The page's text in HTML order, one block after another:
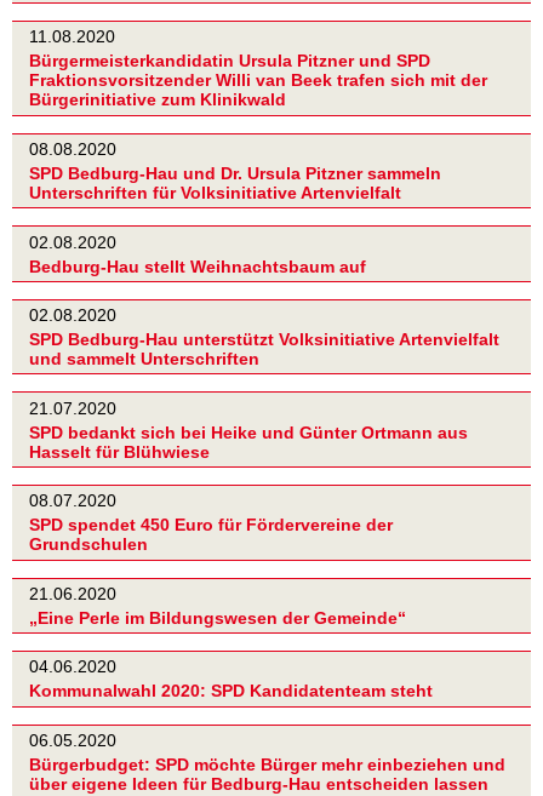
11.08.2020
Bürgermeisterkandidatin Ursula Pitzner und SPD
Fraktionsvorsitzender Willi van Beek trafen sich mit der
Bürgerinitiative zum Klinikwald
08.08.2020
SPD Bedburg-Hau und Dr. Ursula Pitzner sammeln
Unterschriften für Volksinitiative Artenvielfalt
02.08.2020
Bedburg-Hau stellt Weihnachtsbaum auf
02.08.2020
SPD Bedburg-Hau unterstützt Volksinitiative Artenvielfalt
und sammelt Unterschriften
21.07.2020
SPD bedankt sich bei Heike und Günter Ortmann aus
Hasselt für Blühwiese
08.07.2020
SPD spendet 450 Euro für Fördervereine der
Grundschulen
21.06.2020
„Eine Perle im Bildungswesen der Gemeinde“
04.06.2020
Kommunalwahl 2020: SPD Kandidatenteam steht
06.05.2020
Bürgerbudget: SPD möchte Bürger mehr einbeziehen und
über eigene Ideen für Bedburg-Hau entscheiden lassen